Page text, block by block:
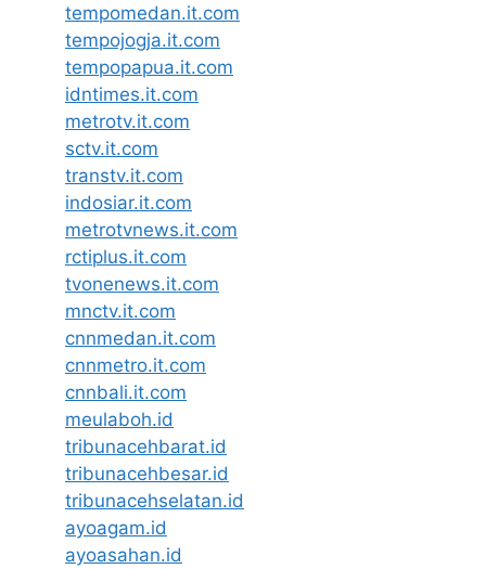
tempomedan.it.com
tempojogja.it.com
tempopapua.it.com
idntimes.it.com
metrotv.it.com
sctv.it.com
transtv.it.com
indosiar.it.com
metrotvnews.it.com
rctiplus.it.com
tvonenews.it.com
mnctv.it.com
cnnmedan.it.com
cnnmetro.it.com
cnnbali.it.com
meulaboh.id
tribunacehbarat.id
tribunacehbesar.id
tribunacehselatan.id
ayoagam.id
ayoasahan.id